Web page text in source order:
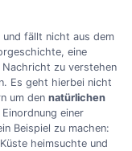
fällt nicht aus dem
eine
Nachricht zu verstehen
Es geht hierbei nicht
um den natürlichen
einer
Beispiel zu machen:
heimsuchte und